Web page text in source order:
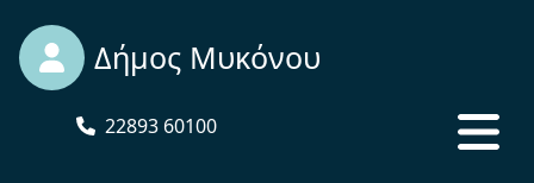
Δήμος Μυκόνου
22893 60100